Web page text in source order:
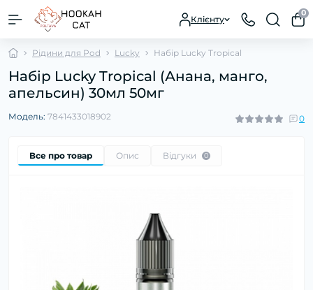
Клієнту
0
Рідини для Pod Lucky Набір Lucky Tropical
Набір Lucky Tropical (Анана, манго,
апельсин) 30мл 50мг
Модель: 7841433018902 0
Все про товар Опис Відгуки 0